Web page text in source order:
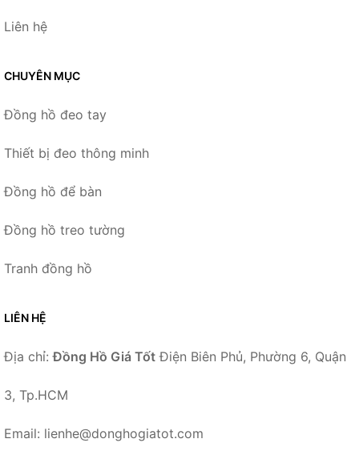
Liên hệ
CHUYÊN MỤC
Đồng hồ đeo tay
Thiết bị đeo thông minh
Đồng hồ để bàn
Đồng hồ treo tường
Tranh đồng hồ
LIÊN HỆ
Địa chỉ:Đồng Hồ Giá Tốt Điện Biên Phủ, Phường 6, Quận
3, Tp.HCM
Email: lienhe@donghogiatot.com